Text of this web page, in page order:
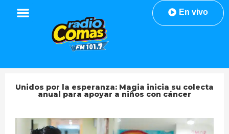
En vivo
Unidos por la esperanza: Magia inicia su colecta
anual para apoyar a niños con cáncer